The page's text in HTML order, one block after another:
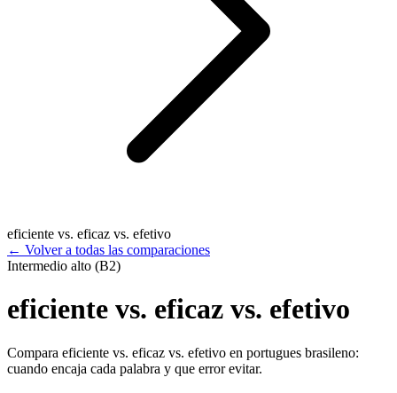
eficiente vs. eficaz vs. efetivo
← Volver a todas las comparaciones
Intermedio alto (B2)
eficiente vs. eficaz vs. efetivo
Compara eficiente vs. eficaz vs. efetivo en portugues brasileno:
cuando encaja cada palabra y que error evitar.